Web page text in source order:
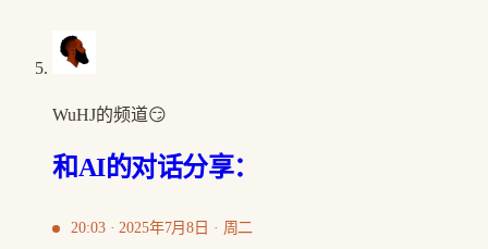
WuHJ的频道😏
和AI的对话分享：
20:03 · 2025年7月8日 · 周二